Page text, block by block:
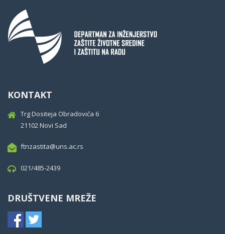
KONTAKT
Trg Dositeja Obradovića 6
21102 Novi Sad
ftnzastita@uns.ac.rs
021/485-2439
DRUŠTVENE MREŽE